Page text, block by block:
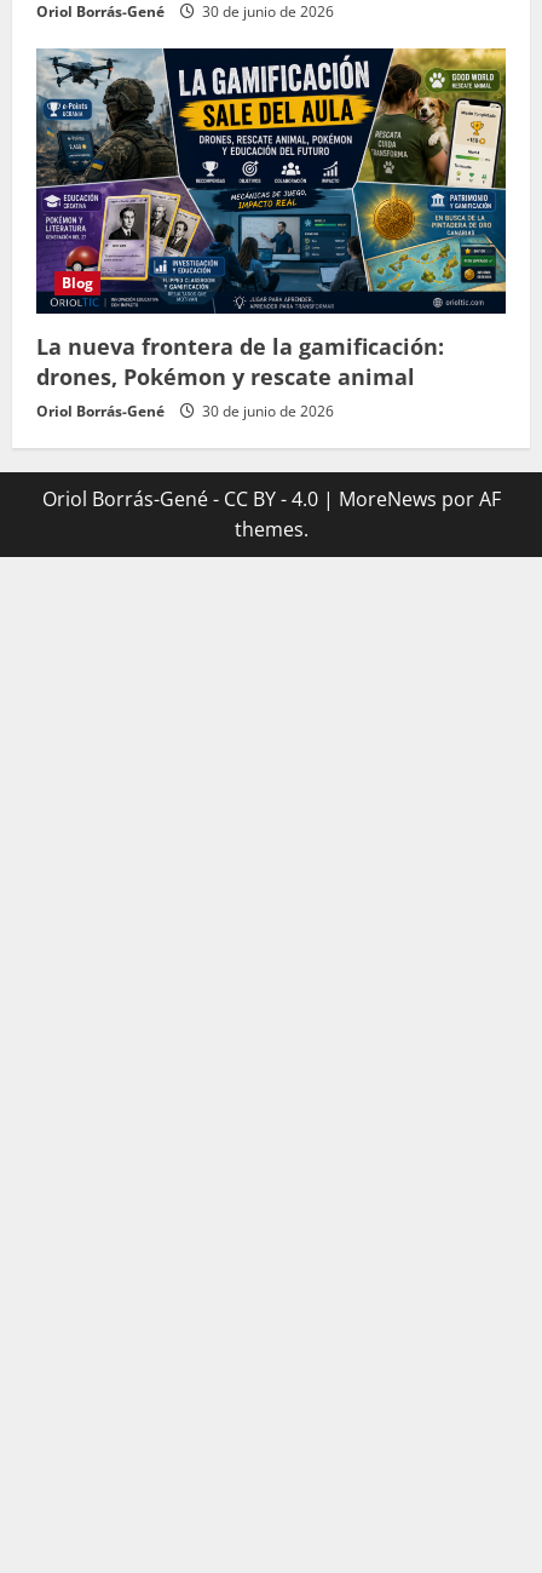
Oriol Borrás-Gené 30 de junio de 2026
Blog
La nueva frontera de la gamificación:
drones, Pokémon y rescate animal
Oriol Borrás-Gené 30 de junio de 2026
Oriol Borrás-Gené - CC BY - 4.0 | MoreNews por AF
themes.